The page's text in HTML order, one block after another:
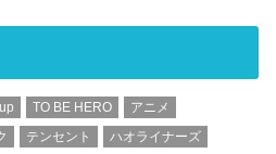
TO BE HERO
アニメ
テンセント
ハオライナーズ